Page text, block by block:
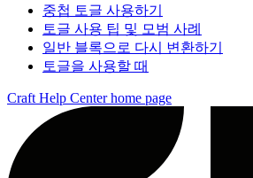
중첩 토글 사용하기
토글 사용 팁 및 모범 사례
일반 블록으로 다시 변환하기
토글을 사용할 때
Craft Help Centerhome page